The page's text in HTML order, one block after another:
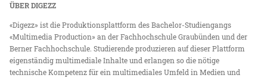
ÜBER DIGEZZ
«Digezz» ist die Produktionsplattform des Bachelor-Studiengangs
«Multimedia Production» an der Fachhochschule Graubünden und der
Berner Fachhochschule. Studierende produzieren auf dieser Plattform
eigenständig multimediale Inhalte und erlangen so die nötige
technische Kompetenz für ein multimediales Umfeld in Medien und